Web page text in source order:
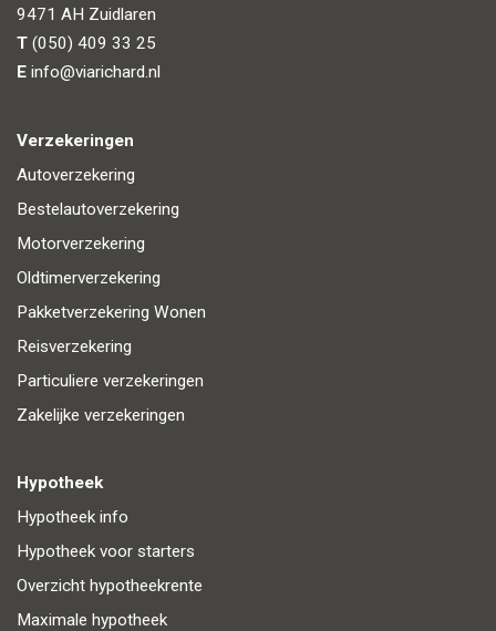
9471 AH Zuidlaren
T (050) 409 33 25
E info@viarichard.nl
Verzekeringen
Autoverzekering
Bestelautoverzekering
Motorverzekering
Oldtimerverzekering
Pakketverzekering Wonen
Reisverzekering
Particuliere verzekeringen
Zakelijke verzekeringen
Hypotheek
Hypotheek info
Hypotheek voor starters
Overzicht hypotheekrente
Maximale hypotheek